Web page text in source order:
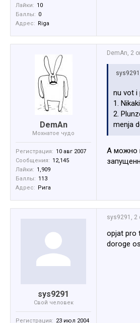
Лайки: 10
Баллы: 0
Адрес: Riga
DemAn
Мохнатое чудо
Регистрация: 10 авг 2007
Сообщения: 12,145
Лайки: 1,909
Баллы: 113
Адрес: Рига
DemAn, 2
nu vot i
1.
2.
menja
А можно
sys9291
Свой человек
Регистрация: 23 июл 2004
sys9291 , 2
opjat pro
doroge